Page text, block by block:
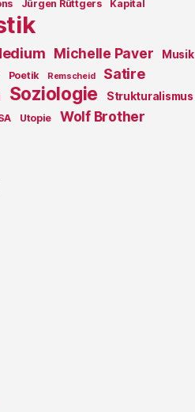
Jürgen Rüttgers Kapital
Michelle Paver Musik
Poetik Remscheid Satire
Soziologie Strukturalismus
Utopie Wolf Brother